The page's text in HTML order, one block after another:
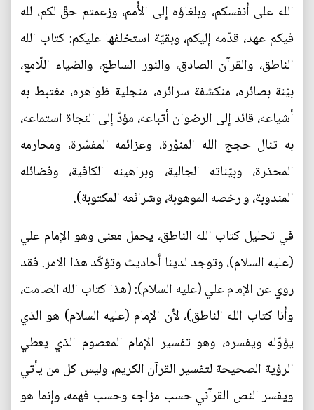
الله على أنفسكم، وبلغاؤه إلى الأُمم، وزعمتم حقّ لكم، لله
فيكم عهد، قدّمه إليكم، وبقيّة استخلفها عليكم: كتاب الله
الناطق، والقرآن الصادق، والنور الساطع، والضياء اللّامع،
بيّنة بصائره، منكشفة سرائره، منجلية ظواهره، مغتبط به
أشياعه، قائد إلى الرضوان أتباعه، مؤدّ إلى النجاة استماعه،
به تنال حجج الله المنوّرة، وعزائمه المفسّرة، ومحارمه
المحذرة، وبيّناته الجالية، وبراهينه الكافية، وفضائله
المندوبة، و رخصه الموهوبة، وشرائعه المكتوبة).
في تحليل كتاب الله الناطق، يحمل معنى وهو الإمام علي
(عليه السلام)، وتوجد لدينا أحاديث وتؤكّد هذا الامر. فقد
روي عن الإمام علي (عليه السلام): (هذا كتاب الله الصامت،
وأنا كتاب الله الناطق)، لأن الإمام (عليه السلام) هو الذي
يؤوّله ويفسره، وهو تفسير الإمام المعصوم الذي يعطي
الرؤية الصحيحة لتفسير القرآن الكريم، وليس كل من يأتي
ويفسر النص القرآني حسب مزاجه وحسب فهمه، وإنما هو